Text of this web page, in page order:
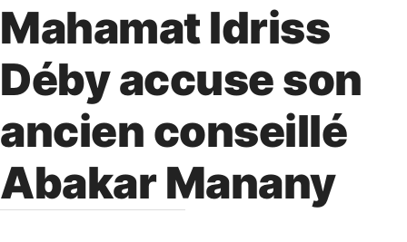
Mahamat Idriss
Déby accuse son
ancien conseillé
Abakar Manany